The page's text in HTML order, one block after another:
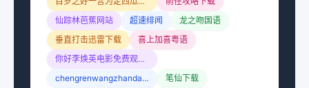
仙踪林芭蕉网站
超速绯闻
龙之吻国语
垂直打击迅雷下载
喜上加喜粤语
你好李焕英电影免费观看星辰影院
chengrenwangzhandaohang
笔仙下载